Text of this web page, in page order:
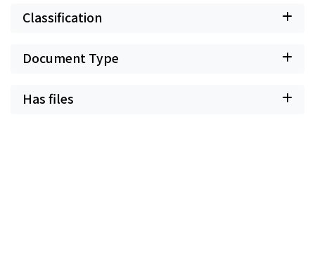
Classification
Document Type
Has files